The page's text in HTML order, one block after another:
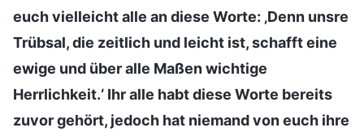
euch vielleicht alle an diese Worte: ‚Denn unsre
Trübsal, die zeitlich und leicht ist, schafft eine
ewige und über alle Maßen wichtige
Herrlichkeit.‘ Ihr alle habt diese Worte bereits
zuvor gehört, jedoch hat niemand von euch ihre